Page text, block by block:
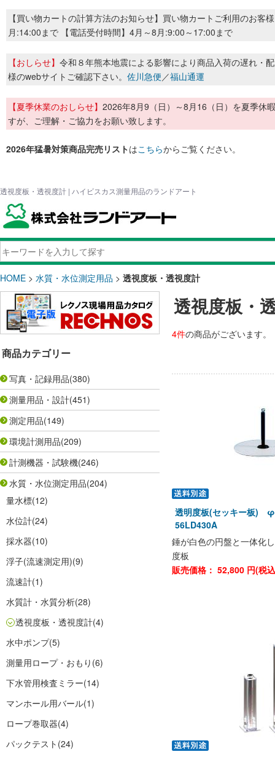
【買い物カートの計算方法のお知らせ】買い物カートご利用のお客
月:14:00まで 【電話受付時間】4月～8月:9:00～17:00まで
【おしらせ】 令和８年熊本地震による影響により商品入荷の遅れ・
様のwebサイトご確認下さい。 佐川急便／福山通運
【夏季休業のおしらせ】 2026年8月9（日）～8月16（日）を夏季休
すが、ご理解・ご協力をお願い致します。
2026年猛暑対策商品完売リストはこちらからご覧ください。
透視度板・透視度計 | ハイビスカス測量用品のランドアート
HOME > 水質・水位測定用品 > 透視度板・透視度計
商品カテゴリー
写真・記録用品(380)
測量用品・設計(451)
測定用品(149)
環境計測用品(209)
計測機器・試験機(246)
水質・水位測定用品(204)
量水標(12)
水位計(24)
採水器(10)
浮子(流速測定用)(9)
流速計(1)
水質計・水質分析(28)
透視度板・透視度計(4)
水中ポンプ(5)
測量用ロープ・おもり (6)
下水管用検査ミラー(14)
マンホール用バール(1)
ロープ巻取器(4)
パックテスト (24)
透視度板・
4件の商品がございます。
透明度板(セッキー板)
56LD430A
錘が白色の円盤と一体化
度板
販売価格： 52,800 円(税